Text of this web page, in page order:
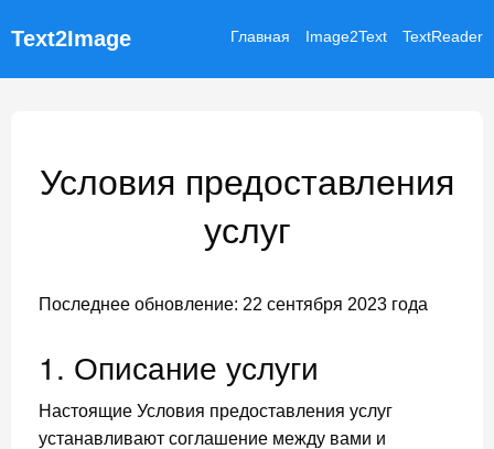
Text2Image Главная Image2Text TextReader
Условия предоставления
услуг
Последнее обновление: 22 сентября 2023 года
1. Описание услуги
Настоящие Условия предоставления услуг
устанавливают соглашение между вами и